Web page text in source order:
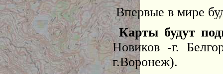
Впервые в мире
Карты будут
Новиков -г.
г.Воронеж).